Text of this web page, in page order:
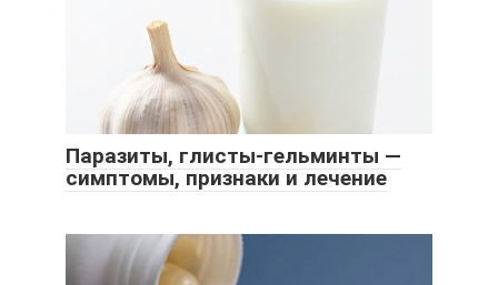
Паразиты, глисты-гельминты —
симптомы, признаки и лечение